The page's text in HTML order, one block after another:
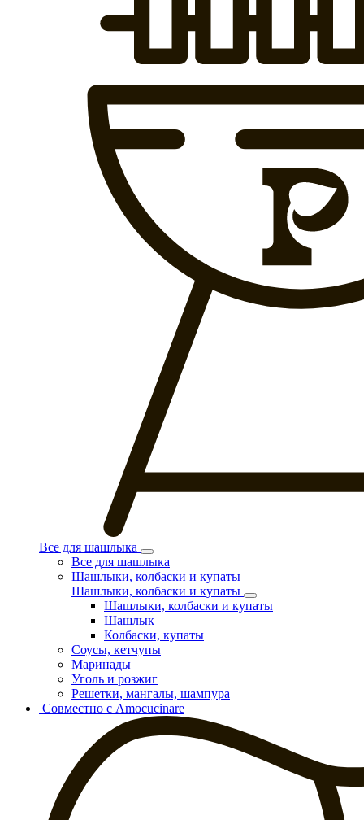
Все для шашлыка
Все для шашлыка
Шашлыки, колбаски и купаты
Шашлыки, колбаски и купаты
Шашлыки, колбаски и купаты
Шашлык
Колбаски, купаты
Соусы, кетчупы
Маринады
Уголь и розжиг
Решетки, мангалы, шампура
Совместно с Amocucinare